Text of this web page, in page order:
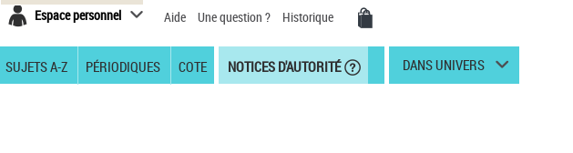
Espace personnel Aide Une question ? Historique
SUJETS A-Z PÉRIODIQUES COTE NOTICES D'AUTORITÉ DANS UNIVERS